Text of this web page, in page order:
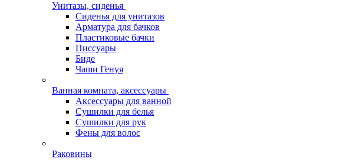
Унитазы, сиденья
Сиденья для унитазов
Арматура для бачков
Пластиковые бачки
Писсуары
Биде
Чаши Генуя
Ванная комната, аксессуары
Аксессуары для ванной
Сушилки для белья
Сушилки для рук
Фены для волос
Раковины